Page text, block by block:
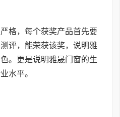
格，每个获奖产品首先要
评，能荣获该奖，说明雅
。更是说明雅晟门窗的生
水平。